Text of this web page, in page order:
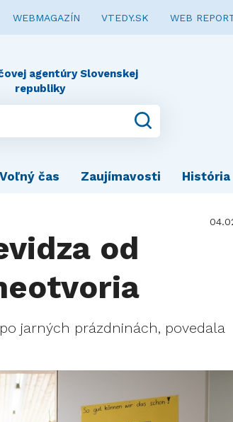
WEBMAGAZÍN VTEDY.SK WEB
agentúry Slovenskej
republiky
Voľný čas Zaujímavosti História
od
jarných prázdninách, povedala